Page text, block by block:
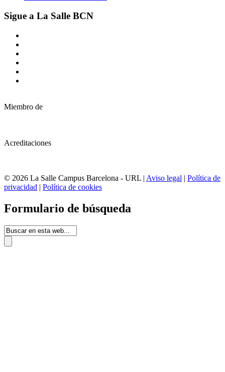
Sigue a La Salle BCN
Miembro de
Acreditaciones
© 2026 La Salle Campus Barcelona - URL | Aviso legal | Política de
privacidad | Política de cookies
Formulario de búsqueda